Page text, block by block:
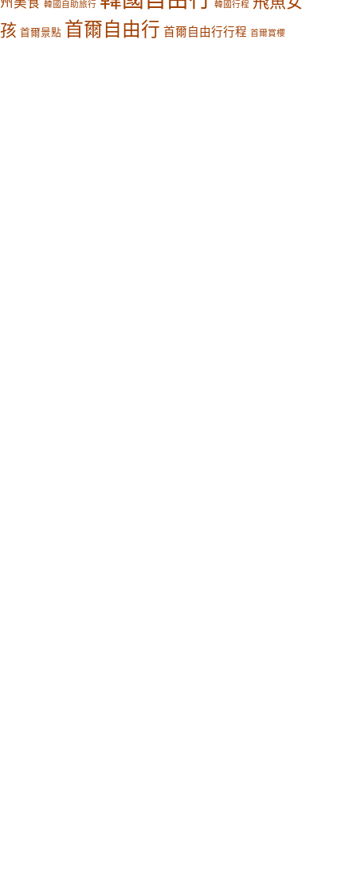
韓國自助旅行 韓國行程
孩 首爾景點 首爾自由行 首爾自由行行程 首爾賞櫻